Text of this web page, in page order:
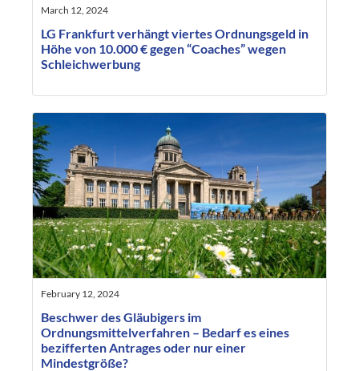
March 12, 2024
LG Frankfurt verhängt viertes Ordnungsgeld in
Höhe von 10.000 € gegen “Coaches” wegen
Schleichwerbung
February 12, 2024
Beschwer des Gläubigers im
Ordnungsmittelverfahren – Bedarf es eines
bezifferten Antrages oder nur einer
Mindestgröße?